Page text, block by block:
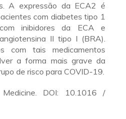
A expressão da ECA2 é
com diabetes tipo 1
inibidores da ECA e
II tipo I (BRA).
com tais medicamentos
a forma mais grave da
de risco para COVID-19.
DOI: 10.1016 /